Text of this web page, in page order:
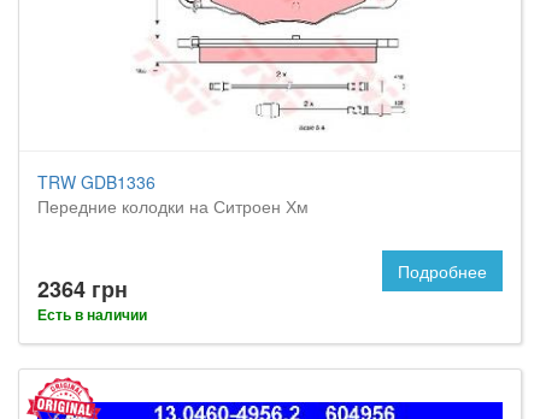
TRW GDB1336
Передние колодки на Ситроен Хм
2364 грн
Есть в наличии
Подробнее